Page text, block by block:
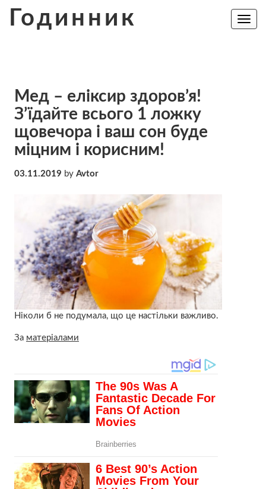
Годинник
Toggle
Мед – еліксир здоров’я!
З’їдайте всього 1 ложку
щовечора і ваш сон буде
міцним і корисним!
03.11.2019 by Avtor
Ніколи б не подумала, що це настільки важливо.
За матеріалами